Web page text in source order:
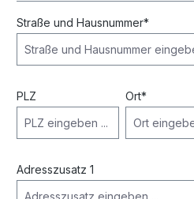
Straße und Hausnummer*
PLZ Ort*
Adresszusatz 1